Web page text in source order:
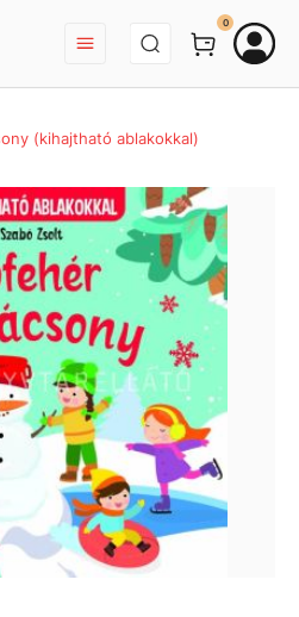
BEJELENTKEZÉS
0
(kihajtható ablakokkal)